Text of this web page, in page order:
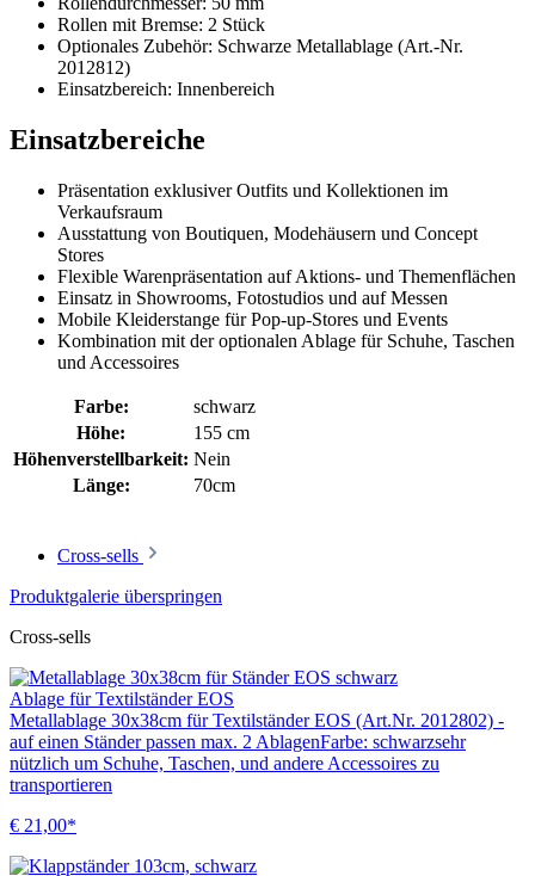
Rollen mit Bremse: 2 Stück
Optionales Zubehör: Schwarze Metallablage (Art.-Nr.
2012812)
Einsatzbereich: Innenbereich
Einsatzbereiche
Präsentation exklusiver Outfits und Kollektionen im
Verkaufsraum
Ausstattung von Boutiquen, Modehäusern und Concept
Stores
Flexible Warenpräsentation auf Aktions- und Themenflächen
Einsatz in Showrooms, Fotostudios und auf Messen
Mobile Kleiderstange für Pop-up-Stores und Events
Kombination mit der optionalen Ablage für Schuhe, Taschen
und Accessoires
Farbe:
schwarz
Höhe:
155 cm
Höhenverstellbarkeit: Nein
Länge:
70cm
Cross-sells
Produktgalerie überspringen
Cross-sells
Ablage für Textilständer EOS
Metallablage 30x38cm für Textilständer EOS (Art.Nr. 2012802) -
auf einen Ständer passen max. 2 AblagenFarbe: schwarzsehr
nützlich um Schuhe, Taschen, und andere Accessoires zu
transportieren
€ 21,00*